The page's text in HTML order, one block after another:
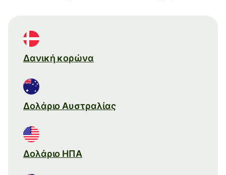
Δανική κορώνα
Δολάριο Αυστραλίας
Δολάριο ΗΠΑ